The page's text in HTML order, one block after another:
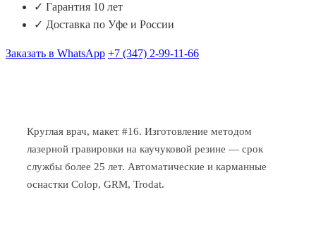
✓ Гарантия 10 лет
✓ Доставка по Уфе и России
Заказать в WhatsApp +7 (347) 2-99-11-66
Круглая врач, макет #16. Изготовление методом
лазерной гравировки на каучуковой резине — срок
службы более 25 лет. Автоматические и карманные
оснастки Colop, GRM, Trodat.